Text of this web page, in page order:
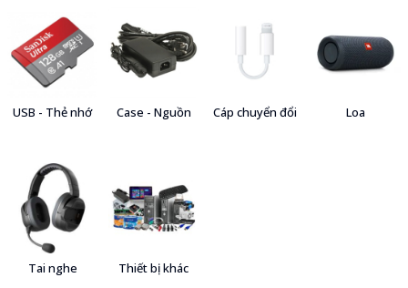
USB - Thẻ nhớ Case - Nguồn Cáp chuyển đổi Loa
Tai nghe Thiết bị khác